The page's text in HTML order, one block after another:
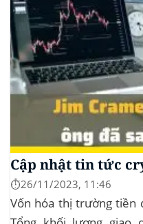
Cập nhật tin tức
⏱️26/11/2023, 11:46
Vốn hóa thị trường tiền